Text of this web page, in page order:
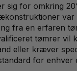
sig for omkring
fra en erfaren
tømrer vil
eller kræver
for enhver